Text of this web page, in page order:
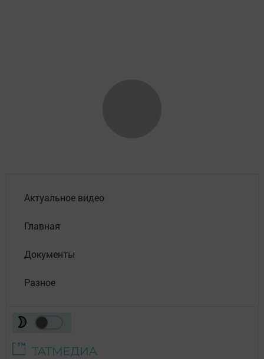
Актуальное видео
Главная
Документы
Разное